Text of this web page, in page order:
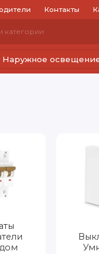
Контакты
Наружное